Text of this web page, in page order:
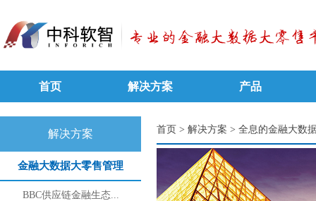
首页 解决方案 产品
解决方案
金融大数据大零售管理
BBC供应链金融生态...
首页 > 解决方案 > 全息的金融大数